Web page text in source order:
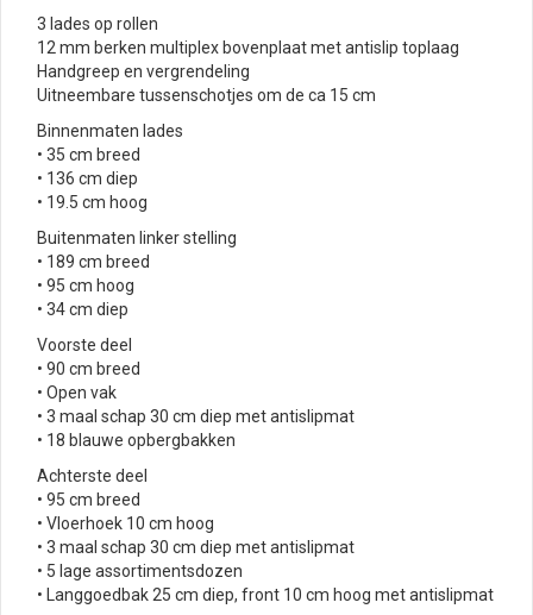
3 lades op rollen
12 mm berken multiplex bovenplaat met antislip toplaag
Handgreep en vergrendeling
Uitneembare tussenschotjes om de ca 15 cm
Binnenmaten lades
• 35 cm breed
• 136 cm diep
• 19.5 cm hoog
Buitenmaten linker stelling
• 189 cm breed
• 95 cm hoog
• 34 cm diep
Voorste deel
• 90 cm breed
• Open vak
• 3 maal schap 30 cm diep met antislipmat
• 18 blauwe opbergbakken
Achterste deel
• 95 cm breed
• Vloerhoek 10 cm hoog
• 3 maal schap 30 cm diep met antislipmat
• 5 lage assortimentsdozen
• Langgoedbak 25 cm diep, front 10 cm hoog met antislipmat